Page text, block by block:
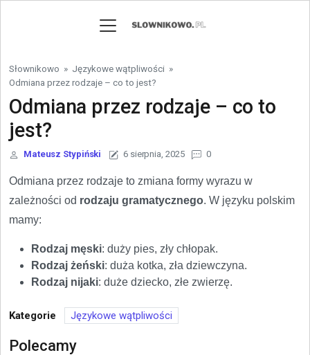
Słownikowo » Językowe wątpliwości »
Odmiana przez rodzaje – co to jest?
Odmiana przez rodzaje – co to
jest?
Mateusz Stypiński 6 sierpnia, 2025 0
Odmiana przez rodzaje to zmiana formy wyrazu w
zależności od rodzaju gramatycznego. W języku polskim
mamy:
Rodzaj męski: duży pies, zły chłopak.
Rodzaj żeński: duża kotka, zła dziewczyna.
Rodzaj nijaki: duże dziecko, złe zwierzę.
Kategorie Językowe wątpliwości
Polecamy